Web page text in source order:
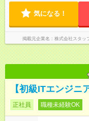
気になる！
掲載元企業名 株式会社スタッ
【初級ITエンジニ
正社員 職種未経験OK